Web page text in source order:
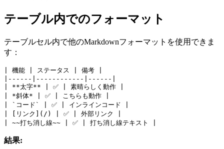
テーブル内でのフォーマット
テーブルセル内で他のMarkdownフォーマットを使用できま
す：
| 機能 | ステータス | 備考 |
|------|------------|------|
| **太字** | ✅ | 素晴らしく動作 |
| *斜体* | ✅ | こちらも動作 |
| `コード` | ✅ | インラインコード |
| [リンク](/) | ✅ | 外部リンク |
| ~~打ち消し線~~ | ✅ | 打ち消し線テキスト |
結果: